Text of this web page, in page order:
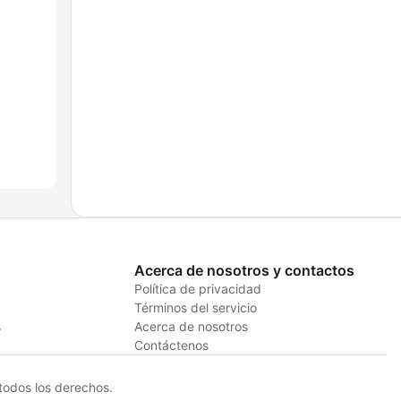
Acerca de nosotros y contactos
Política de privacidad
Términos del servicio
Acerca de nosotros
Contáctenos
los derechos.